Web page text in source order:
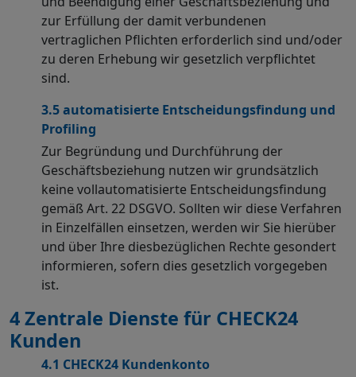
zur Erfüllung der damit verbundenen
vertraglichen Pflichten erforderlich sind und/oder
zu deren Erhebung wir gesetzlich verpflichtet
sind.
3.5 automatisierte Entscheidungsfindung und
Profiling
Zur Begründung und Durchführung der
Geschäftsbeziehung nutzen wir grundsätzlich
keine vollautomatisierte Entscheidungsfindung
gemäß Art. 22 DSGVO. Sollten wir diese Verfahren
in Einzelfällen einsetzen, werden wir Sie hierüber
und über Ihre diesbezüglichen Rechte gesondert
informieren, sofern dies gesetzlich vorgegeben
ist.
4 Zentrale Dienste für CHECK24
Kunden
4.1 CHECK24 Kundenkonto